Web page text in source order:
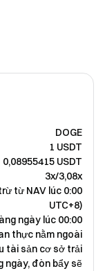
DOGE
1 USDT
0,08955415 USDT
3x/3,08x
từ NAV lúc 0:00
UTC+8)
ngày lúc 00:00
thực nằm ngoài
tài sản cơ sở trải
ngày, đòn bẩy sẽ